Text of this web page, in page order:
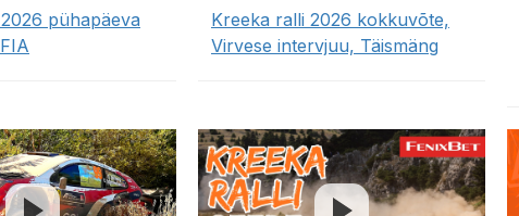
pühapäeva
Kreeka ralli 2026 kokkuvõte,
Virvese intervjuu, Täismäng